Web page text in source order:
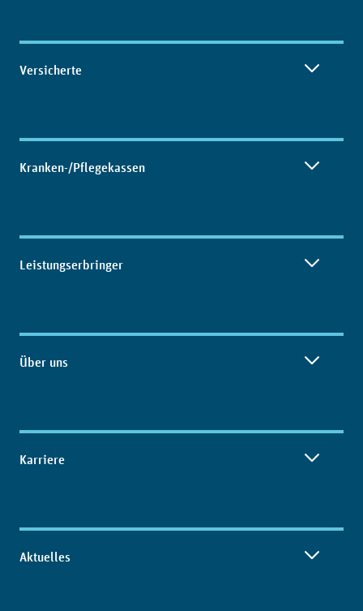
Versicherte
Kranken-/Pflegekassen
Leistungserbringer
Über uns
Karriere
Aktuelles